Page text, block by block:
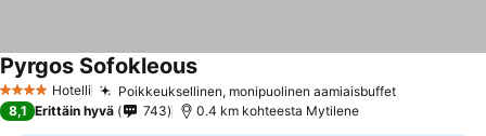
4 Tähtiluokitus
Hotelli Poikkeuksellinen, monipuolinen aamiaisbuffetKatso
Pyrgos SofokleousKatso hinnat
8,1 Erittäin hyvä 743 0.4 km kohteesta Mytilene